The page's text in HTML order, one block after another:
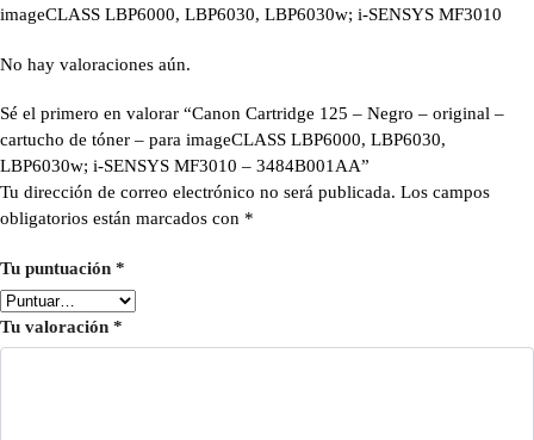
imageCLASS LBP6000, LBP6030, LBP6030w; i-SENSYS MF3010
No hay valoraciones aún.
Sé el primero en valorar “Canon Cartridge 125 – Negro – original –
cartucho de tóner – para imageCLASS LBP6000, LBP6030,
LBP6030w; i-SENSYS MF3010 – 3484B001AA”
Tu dirección de correo electrónico no será publicada. Los campos
obligatorios están marcados con *
Tu puntuación *
Tu valoración *